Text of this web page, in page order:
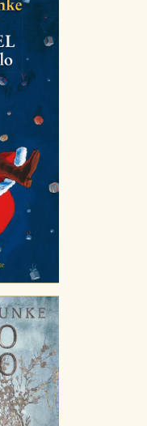
de
reconfigurarlos cada
es agregada y, por lo
nuestros socios
publicidad
sitios. No
personal sino
única de su